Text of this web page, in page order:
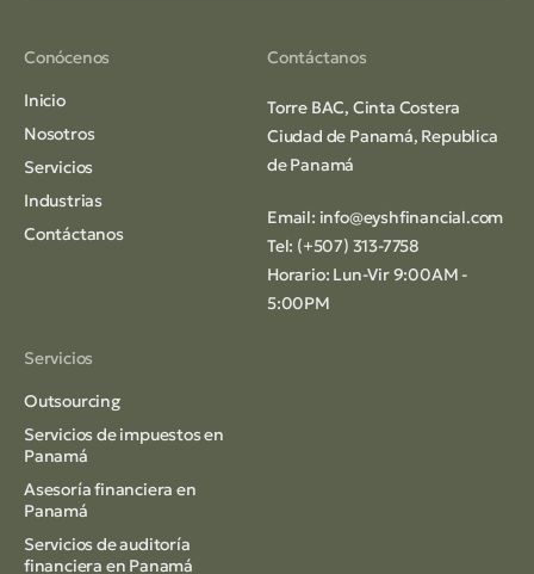
Conócenos
Inicio
Nosotros
Servicios
Industrias
Contáctanos
Contáctanos
Torre BAC, Cinta Costera
Ciudad de Panamá, Republica
de Panamá
Email: info@eyshfinancial.com
Tel: (+507) 313-7758
Horario: Lun-Vir 9:00AM -
5:00PM
Servicios
Outsourcing
Servicios de impuestos en
Panamá
Asesoría financiera en
Panamá
Servicios de auditoría
financiera en Panamá